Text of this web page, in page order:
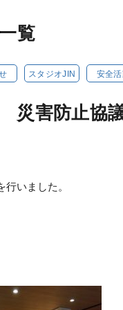
覧
災害防止協
いました。
スタジオJIN 安全